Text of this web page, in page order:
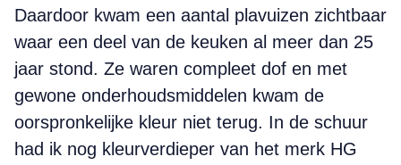
Daardoor kwam een aantal plavuizen zichtbaar
waar een deel van de keuken al meer dan 25
jaar stond. Ze waren compleet dof en met
gewone onderhoudsmiddelen kwam de
oorspronkelijke kleur niet terug. In de schuur
had ik nog kleurverdieper van het merk HG